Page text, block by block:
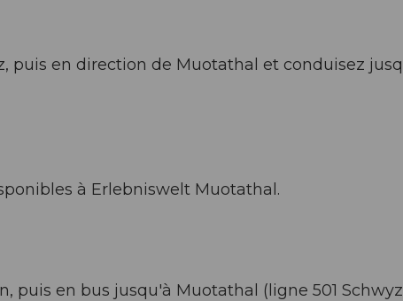
puis en direction de Muotathal et conduisez
à Erlebniswelt Muotathal.
puis en bus jusqu'à Muotathal (ligne 501